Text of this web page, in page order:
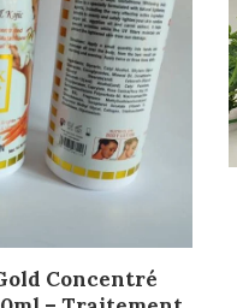
AU PANIER
Concentré